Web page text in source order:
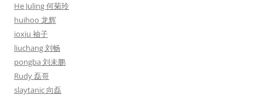
He Juling 何菊玲
huihoo 龙辉
ioxiu 袖子
liuchang 刘畅
pongba 刘未鹏
Rudy 磊哥
slaytanic 向磊